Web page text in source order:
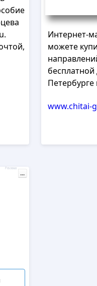
Интернет-
можете
бесплатной
Петербурге
www.chitai-
Реклама
...